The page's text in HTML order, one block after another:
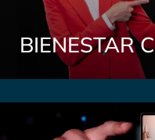
BIENESTAR